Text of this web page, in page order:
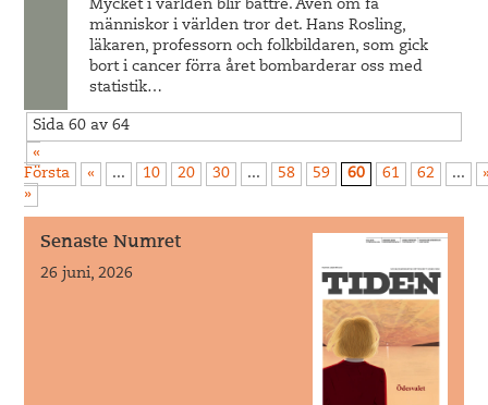
Mycket i världen blir bättre. Även om få
människor i världen tror det. Hans Rosling,
läkaren, professorn och folkbildaren, som gick
bort i cancer förra året bombarderar oss med
statistik…
Sida 60 av 64
«
Första
« ... 10 20 30 ... 58 59 60 61 62 ...
»
Senaste Numret
26 juni, 2026